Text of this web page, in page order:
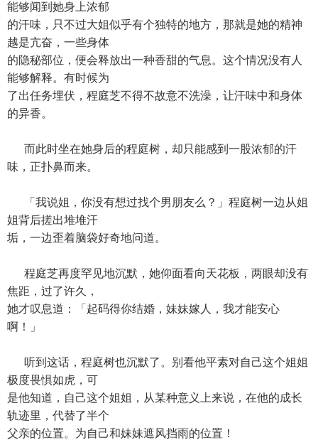
能够闻到她身上浓郁
的汗味，只不过大姐似乎有个独特的地方，那就是她的精神
越是亢奋，一些身体
的隐秘部位，便会释放出一种香甜的气息。这个情况没有人
能够解释。有时候为
了出任务埋伏，程庭芝不得不故意不洗澡，让汗味中和身体
的异香。
而此时坐在她身后的程庭树，却只能感到一股浓郁的汗
味，正扑鼻而来。
「我说姐，你没有想过找个男朋友么？」程庭树一边从姐
姐背后搓出堆堆汗
垢，一边歪着脑袋好奇地问道。
程庭芝再度罕见地沉默，她仰面看向天花板，两眼却没有
焦距，过了许久，
她才叹息道：「起码得你结婚，妹妹嫁人，我才能安心
啊！」
听到这话，程庭树也沉默了。别看他平素对自己这个姐姐
极度畏惧如虎，可
是他知道，自己这个姐姐，从某种意义上来说，在他的成长
轨迹里，代替了半个
父亲的位置。为自己和妹妹遮风挡雨的位置！